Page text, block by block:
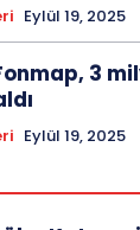
Eylül 19, 2025
3
Eylül 19, 2025